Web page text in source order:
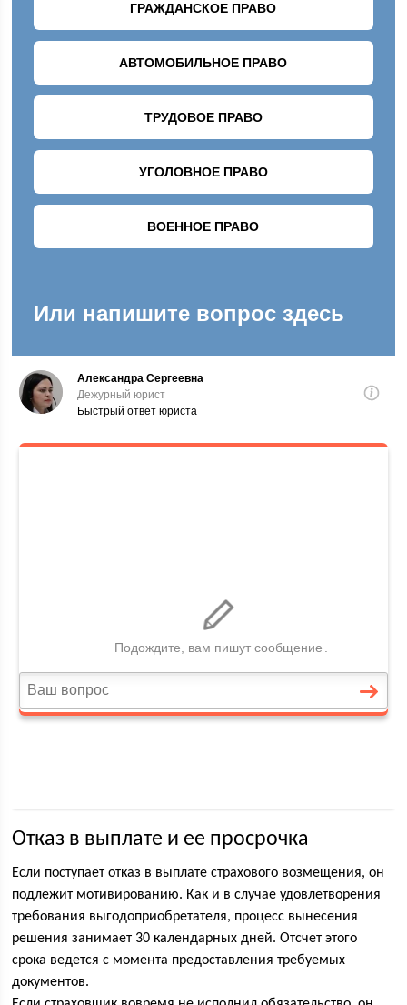
Отказ в выплате и ее просрочка
Если поступает отказ в выплате страхового возмещения, он
подлежит мотивированию. Как и в случае удовлетворения
требования выгодоприобретателя, процесс вынесения
решения занимает 30 календарных дней. Отсчет этого
срока ведется с момента предоставления требуемых
документов.